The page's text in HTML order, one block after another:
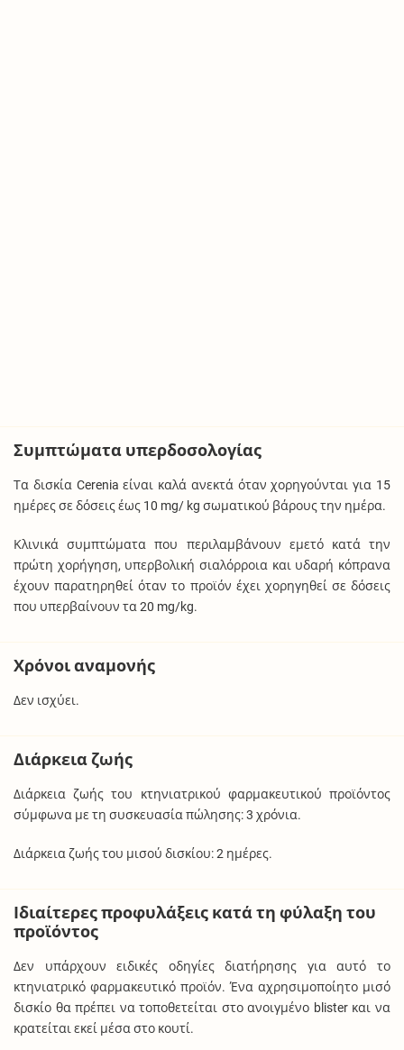
Συμπτώματα υπερδοσολογίας
Τα δισκία Cerenia είναι καλά ανεκτά όταν χορηγούνται για 15
ημέρες σε δόσεις έως 10 mg/ kg σωματικού βάρους την ημέρα.
Κλινικά συμπτώματα που περιλαμβάνουν εμετό κατά την
πρώτη χορήγηση, υπερβολική σιαλόρροια και υδαρή κόπρανα
έχουν παρατηρηθεί όταν το προϊόν έχει χορηγηθεί σε δόσεις
που υπερβαίνουν τα 20 mg/kg.
Χρόνοι αναμονής
Δεν ισχύει.
Διάρκεια ζωής
Διάρκεια ζωής του κτηνιατρικού φαρμακευτικού προϊόντος
σύμφωνα με τη συσκευασία πώλησης: 3 χρόνια.
Διάρκεια ζωής του μισού δισκίου: 2 ημέρες.
Ιδιαίτερες προφυλάξεις κατά τη φύλαξη του
προϊόντος
Δεν υπάρχουν ειδικές οδηγίες διατήρησης για αυτό το
κτηνιατρικό φαρμακευτικό προϊόν. Ένα αχρησιμοποίητο μισό
δισκίο θα πρέπει να τοποθετείται στο ανοιγμένο blister και να
κρατείται εκεί μέσα στο κουτί.